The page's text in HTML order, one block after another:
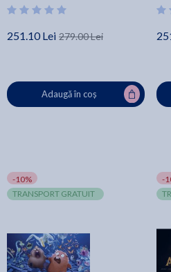
251.10 Lei 279.00 Lei
Adaugă în coș
-10%
TRANSPORT GRATUIT
-